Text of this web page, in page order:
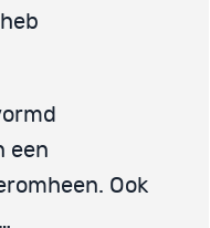
een
Ook